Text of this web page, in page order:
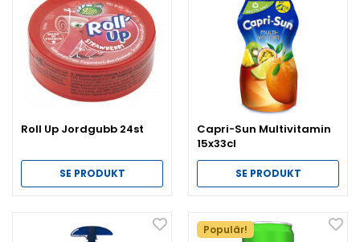
Roll Up Jordgubb 24st
SE PRODUKT
Capri-Sun Multivitamin
15x33cl
SE PRODUKT
Populär!